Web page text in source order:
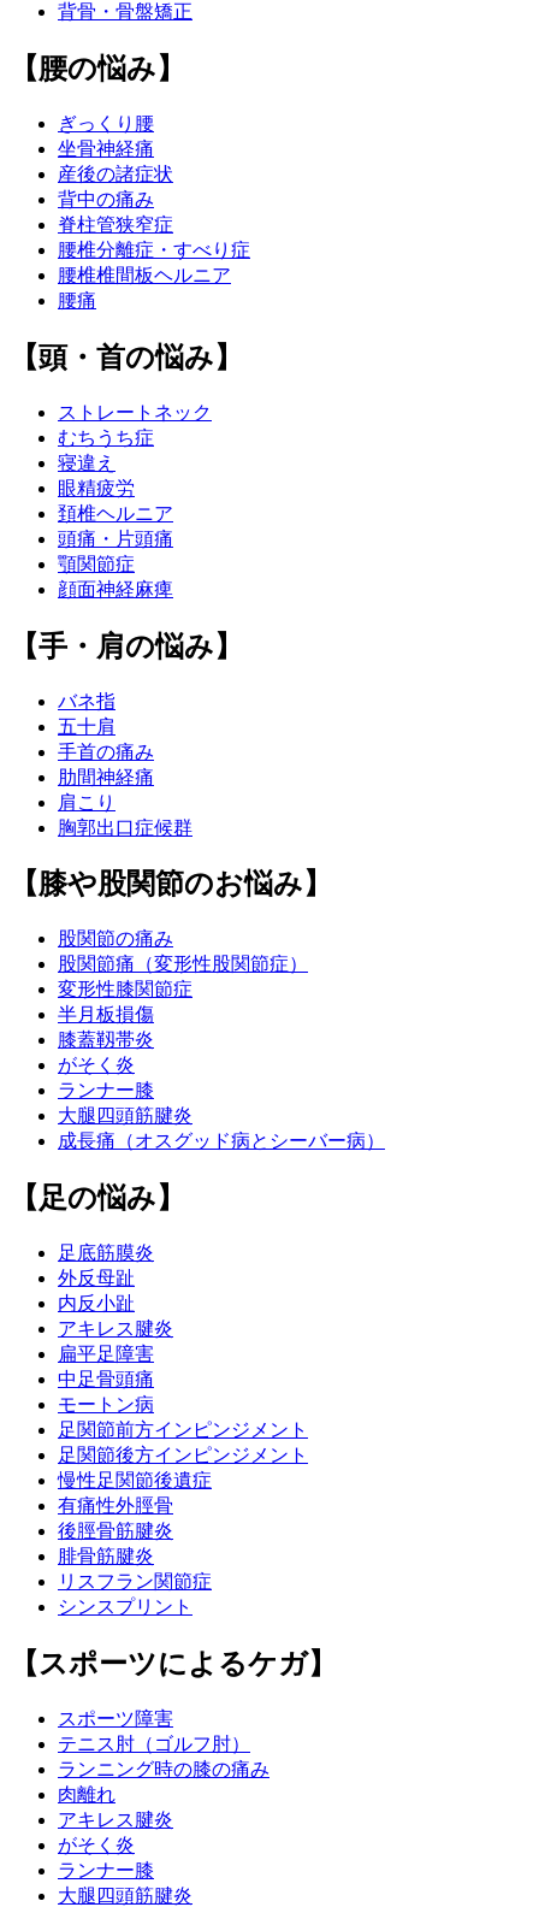
背骨・骨盤矯正
【腰の悩み】
ぎっくり腰
坐骨神経痛
産後の諸症状
背中の痛み
脊柱管狭窄症
腰椎分離症・すべり症
腰椎椎間板ヘルニア
腰痛
【頭・首の悩み】
ストレートネック
むちうち症
寝違え
眼精疲労
頚椎ヘルニア
頭痛・片頭痛
顎関節症
顔面神経麻痺
【手・肩の悩み】
バネ指
五十肩
手首の痛み
肋間神経痛
肩こり
胸郭出口症候群
【膝や股関節のお悩み】
股関節の痛み
股関節痛（変形性股関節症）
変形性膝関節症
半月板損傷
膝蓋靱帯炎
がそく炎
ランナー膝
大腿四頭筋腱炎
成長痛（オスグッド病とシーバー病）
【足の悩み】
足底筋膜炎
外反母趾
内反小趾
アキレス腱炎
扁平足障害
中足骨頭痛
モートン病
足関節前方インピンジメント
足関節後方インピンジメント
慢性足関節後遺症
有痛性外脛骨
後脛骨筋腱炎
腓骨筋腱炎
リスフラン関節症
シンスプリント
【スポーツによるケガ】
スポーツ障害
テニス肘（ゴルフ肘）
ランニング時の膝の痛み
肉離れ
アキレス腱炎
がそく炎
ランナー膝
大腿四頭筋腱炎